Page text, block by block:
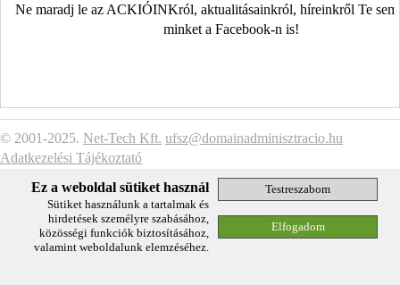
Ne maradj le az ACKIÓINKról, aktualitásainkról, híreinkről Te
minket a Facebook-n is!
© 2001-2025. Net-Tech Kft. ufsz@domainadminisztracio.hu
Adatkezelési Tájékoztató
Ez a weboldal sütiket használ
Sütiket használunk a tartalmak és
hirdetések személyre szabásához,
közösségi funkciók biztosításához,
valamint weboldalunk elemzéséhez.